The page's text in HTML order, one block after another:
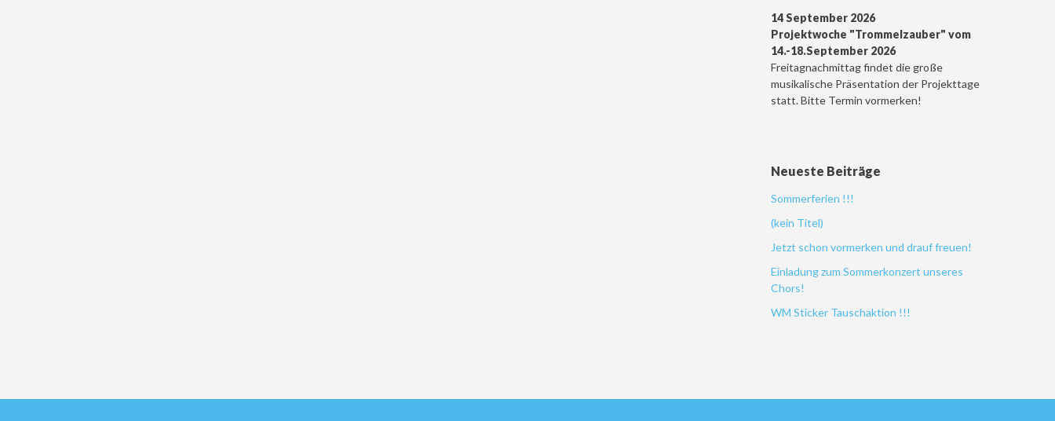
14 September 2026
Projektwoche "Trommelzauber" vom
14.-18.September 2026
Freitagnachmittag findet die große
musikalische Präsentation der Projekttage
statt. Bitte Termin vormerken!
Neueste Beiträge
Sommerferien !!!
(kein Titel)
Jetzt schon vormerken und drauf freuen!
Einladung zum Sommerkonzert unseres
Chors!
WM Sticker Tauschaktion !!!